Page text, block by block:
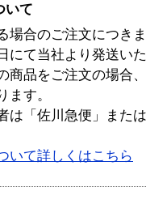
いて
場合のご注文につき
にて当社より発送い
商品をご注文の場合
ます。
は「佐川急便」また
いて詳しくはこちら